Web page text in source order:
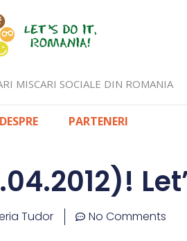
MISCARI SOCIALE DIN ROMANIA
DESPRE PARTENERI
Tudor No Comments